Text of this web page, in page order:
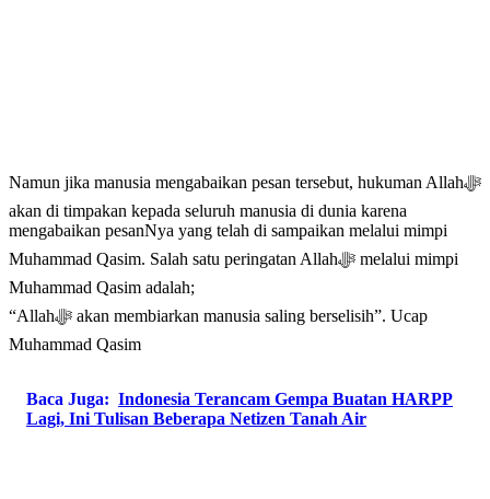
Namun jika manusia mengabaikan pesan tersebut, hukuman Allahﷻ
akan di timpakan kepada seluruh manusia di dunia karena
mengabaikan pesanNya yang telah di sampaikan melalui mimpi
Muhammad Qasim. Salah satu peringatan Allahﷻ melalui mimpi
Muhammad Qasim adalah;
“Allahﷻ akan membiarkan manusia saling berselisih”. Ucap
Muhammad Qasim
Baca Juga: Indonesia Terancam Gempa Buatan HARPP
Lagi, Ini Tulisan Beberapa Netizen Tanah Air